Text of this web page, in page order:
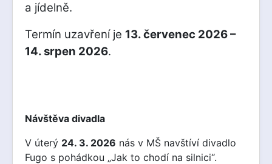
a jídelně.
Termín uzavření je 13. červenec 2026 –
14. srpen 2026.
Návštěva divadla
V úterý 24. 3. 2026 nás v MŠ navštíví divadlo
Fugo s pohádkou „Jak to chodí na silnici“.